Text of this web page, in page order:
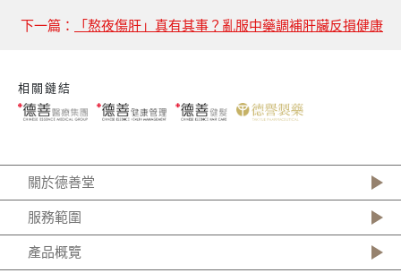
下一篇： 「熬夜傷肝」真有其事？亂服中藥調補肝臟反損健康
相關鏈結
關於德善堂
服務範圍
產品概覽